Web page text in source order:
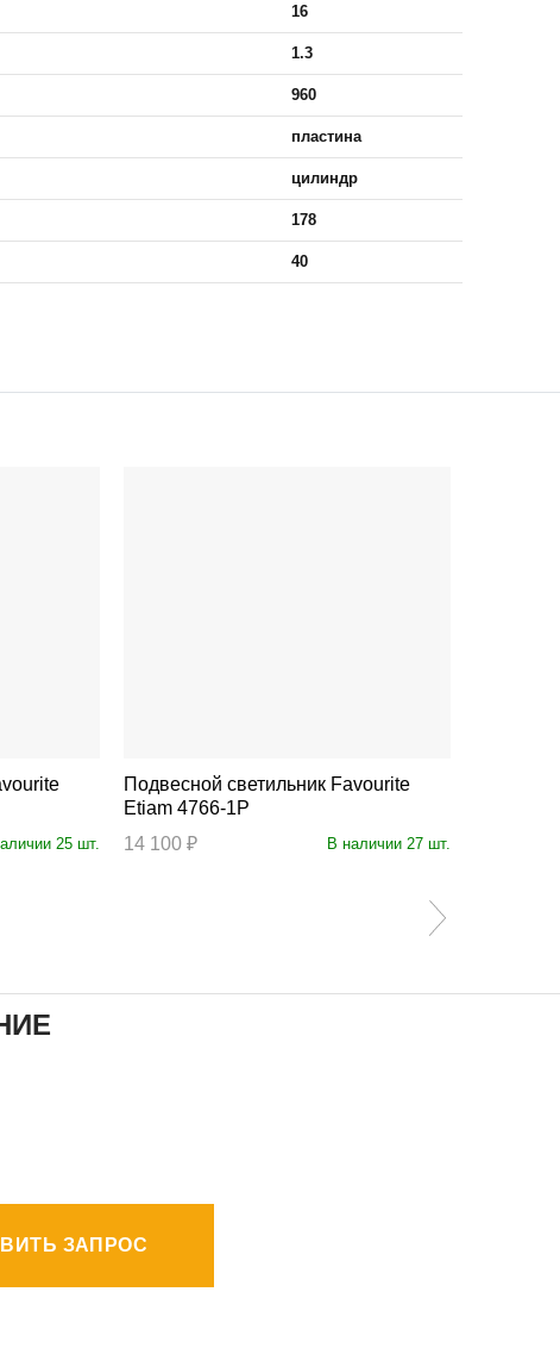
16
1.3
960
пластина
цилиндр
178
40
25 шт.
Подвесной светильник Favourite
Etiam 4766-1P
14 100 ₽
В наличии 27 шт.
ЗАПРОС